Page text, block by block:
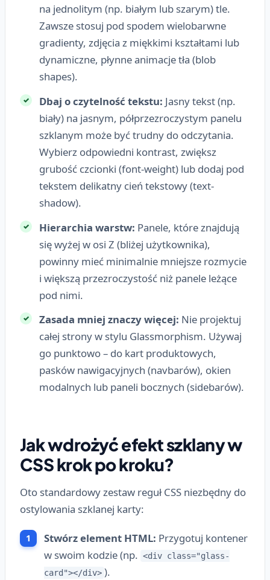
na jednolitym (np. białym lub szarym) tle.
Zawsze stosuj pod spodem wielobarwne
gradienty, zdjęcia z miękkimi kształtami lub
dynamiczne, płynne animacje tła (blob
shapes).
Dbaj o czytelność tekstu: Jasny tekst (np.
biały) na jasnym, półprzezroczystym panelu
szklanym może być trudny do odczytania.
Wybierz odpowiedni kontrast, zwiększ
grubość czcionki (font-weight) lub dodaj pod
tekstem delikatny cień tekstowy (text-
shadow).
Hierarchia warstw: Panele, które znajdują
się wyżej w osi Z (bliżej użytkownika),
powinny mieć minimalnie mniejsze rozmycie
i większą przezroczystość niż panele leżące
pod nimi.
Zasada mniej znaczy więcej: Nie projektuj
całej strony w stylu Glassmorphism. Używaj
go punktowo – do kart produktowych,
pasków nawigacyjnych (navbarów), okien
modalnych lub paneli bocznych (sidebarów).
Jak wdrożyć efekt szklany w
CSS krok po kroku?
Oto standardowy zestaw reguł CSS niezbędny do
ostylowania szklanej karty:
Stwórz element HTML: Przygotuj kontener
w swoim kodzie (np. <div class="glass-
card"></div> ).